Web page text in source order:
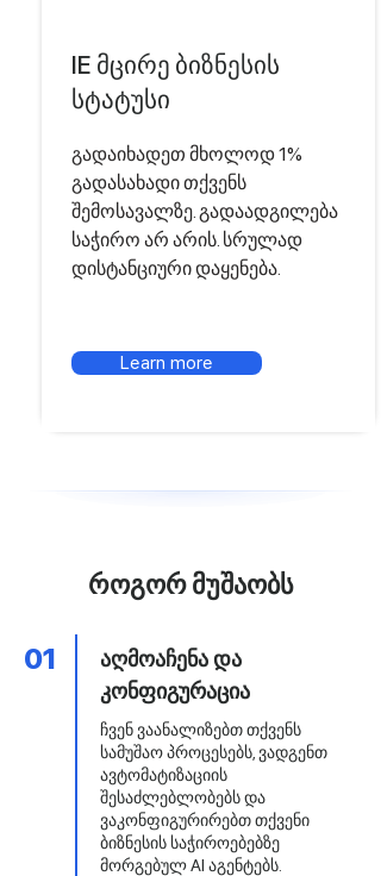
IE მცირე ბიზნესის
სტატუსი
გადაიხადეთ მხოლოდ 1%
გადასახადი თქვენს
შემოსავალზე. გადაადგილება
საჭირო არ არის. სრულად
დისტანციური დაყენება.
Learn more
როგორ მუშაობს
01
აღმოაჩენა და
კონფიგურაცია
ჩვენ ვაანალიზებთ თქვენს
სამუშაო პროცესებს, ვადგენთ
ავტომატიზაციის
შესაძლებლობებს და
ვაკონფიგურირებთ თქვენი
ბიზნესის საჭიროებებზე
მორგებულ AI აგენტებს.